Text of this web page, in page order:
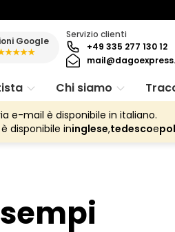
Google
Servizio clienti
+49 335 277 130 12
Chi siamo
e-mail è disponibile in italiano.
disponibile ininglese,tedescoe